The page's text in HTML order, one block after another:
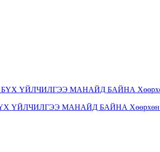
ҮЙЛЧИЛГЭЭ МАНАЙД БАЙНА Хөөрхөн